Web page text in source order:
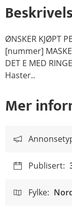
ØNSKER KJØPT
[nummer] MASKE
DET E MED
Haster..
Mer
Publisert:
Fylke: